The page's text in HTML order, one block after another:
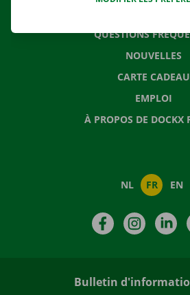
QUESTIONS
NOUVELLES
CARTE CADEAU
EMPLOI
À PROPOS DE DOCKX
NL FR EN
Facebook
Bulletin